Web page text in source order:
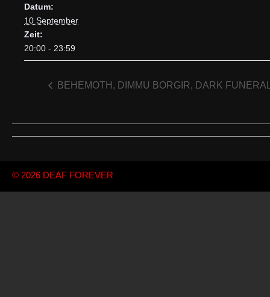
Datum:
10 September
Zeit:
20:00 - 23:59
BEHEMOTH, DIMMU BORGIR, DARK
© 2026 DEAF FOREVER